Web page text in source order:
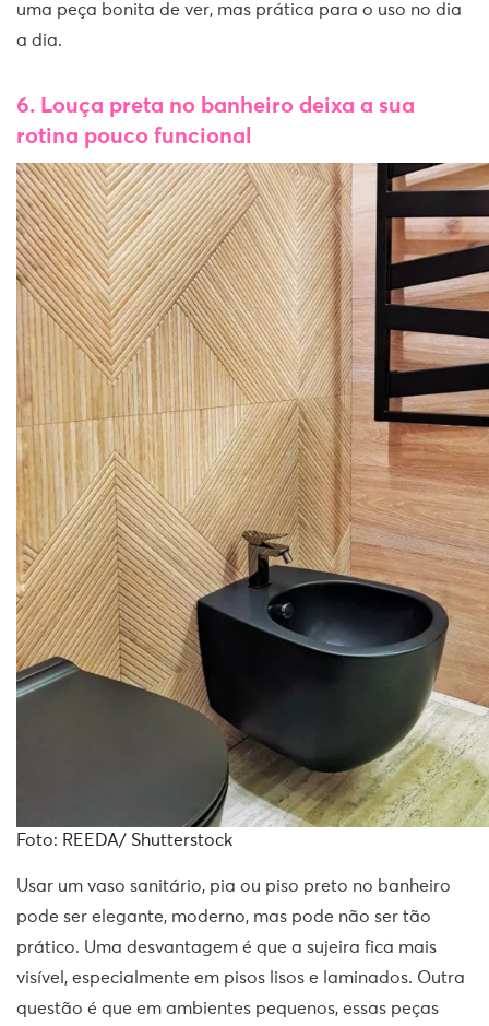
uma peça bonita de ver, mas prática para o uso no dia
a dia.
6. Louça preta no banheiro deixa a sua
rotina pouco funcional
Foto: REEDA/ Shutterstock
Usar um vaso sanitário, pia ou piso preto no banheiro
pode ser elegante, moderno, mas pode não ser tão
prático. Uma desvantagem é que a sujeira fica mais
visível, especialmente em pisos lisos e laminados. Outra
questão é que em ambientes pequenos, essas peças